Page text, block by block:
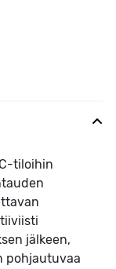
tiloihin
jälkeen,
pohjautuvaa